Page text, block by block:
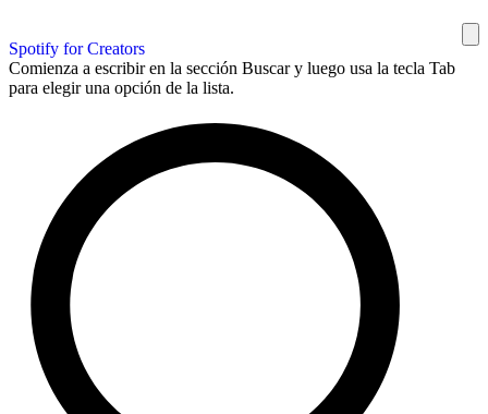
Spotify for Creators
Comienza a escribir en la sección Buscar y luego usa la tecla Tab
para elegir una opción de la lista.